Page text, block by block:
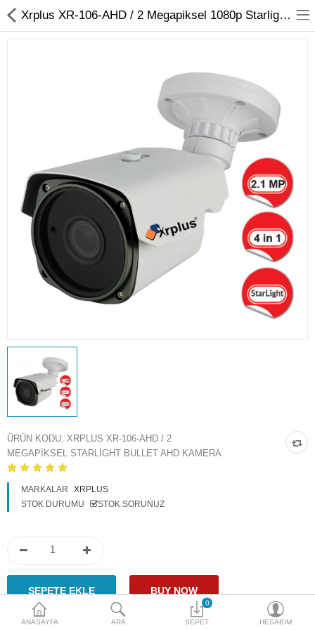
Kayıt Cihazları
Mobil Ürünler
Hırsız Alarm Sistemleri
Yangın Alarm Sistemleri
PDKS Sistemleri
Kapı Açma Sistemleri
Aksesuarlar
Plaka Tanıma Sistemi
Ürün Güvenlik Sistemleri
Para Birimi
ANASAYFA ARA
0
SEPET HESABIM
Xrplus XR-106-AHD / 2 Megapiksel 1080p Starlight Bullet AHD Kamera
ÜRÜN KODU: XRPLUS XR-106-AHD / 2
MEGAPIKSEL STARLIGHT BULLET AHD KAMERA
MARKALAR
XRPLUS
STOK DURUMU
STOK SORUNUZ